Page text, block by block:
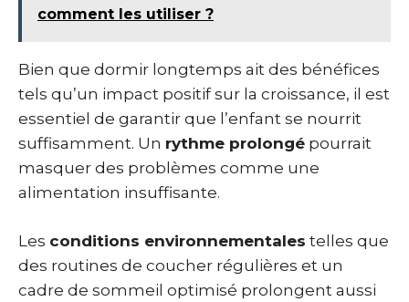
comment les utiliser ?
Bien que dormir longtemps ait des bénéfices
tels qu’un impact positif sur la croissance, il est
essentiel de garantir que l’enfant se nourrit
suffisamment. Un rythme prolongé pourrait
masquer des problèmes comme une
alimentation insuffisante.
Les conditions environnementales telles que
des routines de coucher régulières et un
cadre de sommeil optimisé prolongent aussi